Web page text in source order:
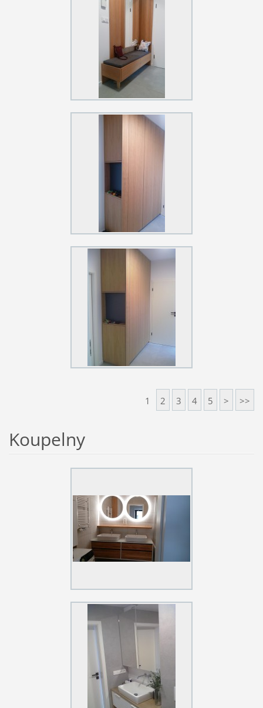
1 2 3 4 5 > >>
Koupelny